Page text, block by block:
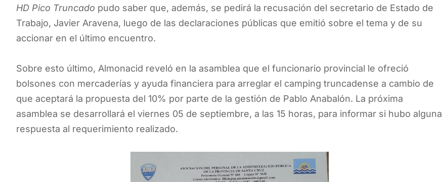
HD Pico Truncado pudo saber que, además, se pedirá la recusación del secretario de Estado de
Trabajo, Javier Aravena, luego de las declaraciones públicas que emitió sobre el tema y de su
accionar en el último encuentro.
Sobre esto último, Almonacid reveló en la asamblea que el funcionario provincial le ofreció
bolsones con mercaderías y ayuda financiera para arreglar el camping truncadense a cambio de
que aceptará la propuesta del 10% por parte de la gestión de Pablo Anabalón. La próxima
asamblea se desarrollará el viernes 05 de septiembre, a las 15 horas, para informar si hubo alguna
respuesta al requerimiento realizado.